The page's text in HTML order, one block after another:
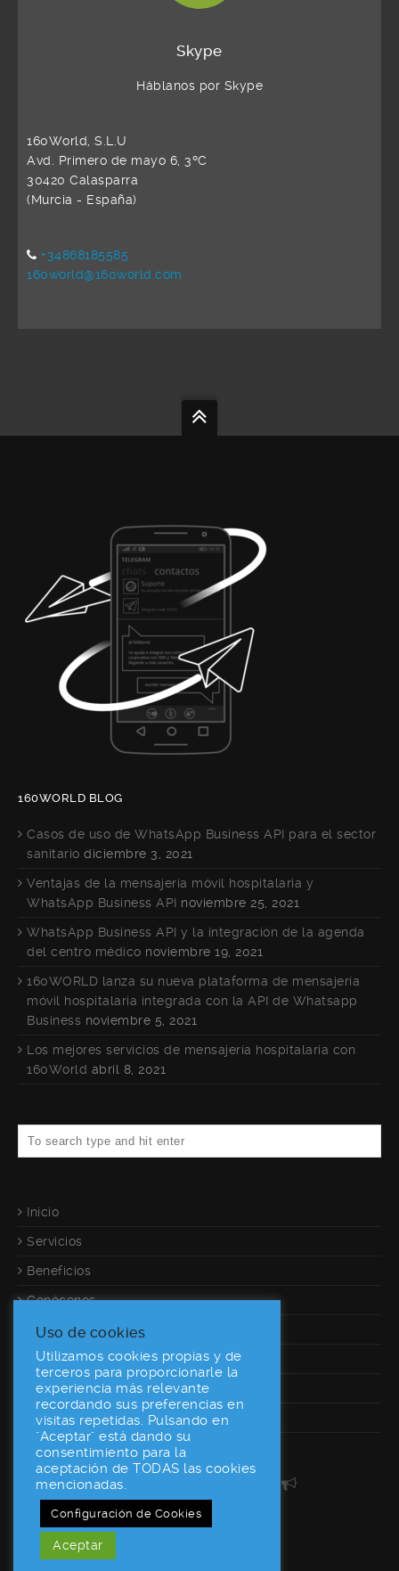
Skype
Háblanos por Skype
160World, S.L.U
Avd. Primero de mayo 6, 3ºC
30420 Calasparra
(Murcia - España)
+34868185585
160world@160world.com
160WORLD BLOG
Casos de uso de WhatsApp Business API para el sector
sanitario diciembre 3, 2021
Ventajas de la mensajería móvil hospitalaria y
WhatsApp Business API noviembre 25, 2021
WhatsApp Business API y la integración de la agenda
del centro médico noviembre 19, 2021
160WORLD lanza su nueva plataforma de mensajería
móvil hospitalaria integrada con la API de Whatsapp
Business noviembre 5, 2021
Los mejores servicios de mensajería hospitalaria con
160World abril 8, 2021
Inicio
Servicios
Beneficios
Conócenos
Referencias
Calculadora
Contacto
Desarrolladores
160World En Las Redes
Uso de cookies
Utilizamos cookies propias y de
terceros para proporcionarle la
experiencia más relevante
recordando sus preferencias en
visitas repetidas. Pulsando en
"Aceptar" está dando su
consentimiento para la
aceptación de TODAS las cookies
mencionadas.
Configuración de Cookies
Aceptar